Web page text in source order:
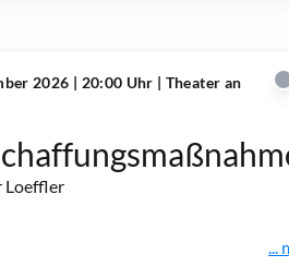
2026 | 20:00 Uhr | Theater an
Loeffler
...